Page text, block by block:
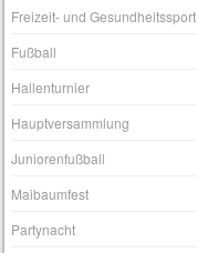
Freizeit- und Gesundheitssport
Fußball
Hallenturnier
Hauptversammlung
Juniorenfußball
Maibaumfest
Partynacht